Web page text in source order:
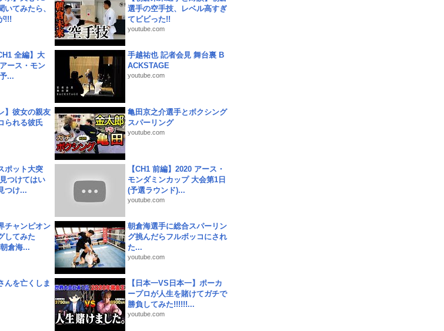
いてみたら、
!!!
選手の空手技、レベル高すぎ
てビビった!!
youtube.com
全編】大
ース・モン
...
手越祐也 記者会見 舞台裏 B
ACKSTAGE
youtube.com
】彼女の親友
られる彼氏
亀田京之介選手とボクシング
スパーリング
youtube.com
ポット大突
つけてはい
つけ...
【CH1 前編】2020 アース・
モンダミンカップ 大会第1日
(予選ラウンド)...
youtube.com
チャンピオン
してみた
倉海...
朝倉海選手に総合スパーリン
グ挑んだらフルボッコにされ
た...
youtube.com
んを亡くしま
【日本一VS日本一】ポーカ
ープロが人生を賭けてガチで
勝負してみた!!!!!!...
youtube.com